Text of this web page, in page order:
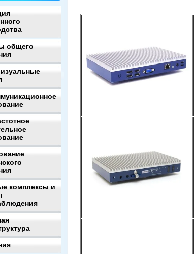
общего
комплексы и